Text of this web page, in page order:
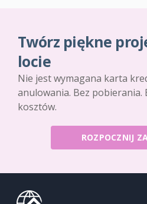
Twórz piękne
locie
Nie jest wymagana karta
anulowania. Bez pobierania.
kosztów.
ROZPOCZNIJ